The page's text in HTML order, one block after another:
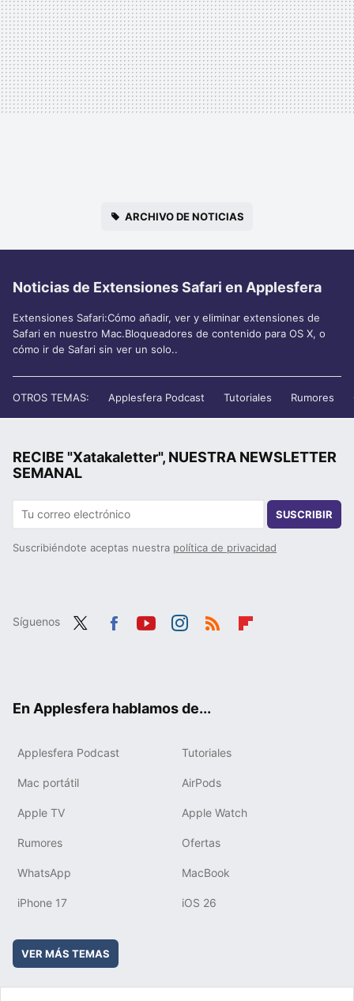
ARCHIVO DE NOTICIAS
Noticias de Extensiones Safari en Applesfera
Extensiones Safari:Cómo añadir, ver y eliminar extensiones de
Safari en nuestro Mac.Bloqueadores de contenido para OS X, o
cómo ir de Safari sin ver un solo..
OTROS TEMAS: Applesfera Podcast Tutoriales Rumores
RECIBE "Xatakaletter", NUESTRA NEWSLETTER
SEMANAL
SUSCRIBIR
Suscribiéndote aceptas nuestra política de privacidad
Síguenos
En Applesfera hablamos de...
Applesfera Podcast Tutoriales
Mac portátil AirPods
Apple TV Apple Watch
Rumores Ofertas
WhatsApp MacBook
iPhone 17 iOS 26
VER MÁS TEMAS